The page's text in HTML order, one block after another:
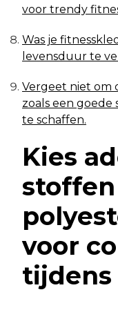
voor trendy
Was je
levensduur te
Vergeet niet om
zoals een goede
te schaffen.
Kies
stoffen
voor
tijdens